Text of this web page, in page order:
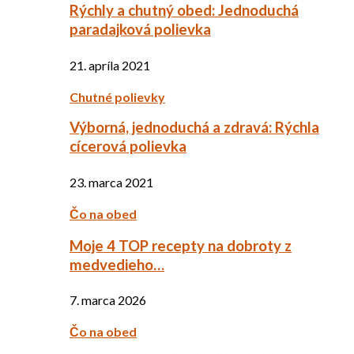
Rýchly a chutný obed: Jednoduchá
paradajková polievka
21. apríla 2021
Chutné polievky
Výborná, jednoduchá a zdravá: Rýchla
cícerová polievka
23. marca 2021
Čo na obed
Moje 4 TOP recepty na dobroty z
medvedieho…
7. marca 2026
Čo na obed